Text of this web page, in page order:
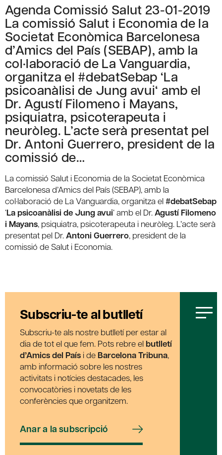
Agenda Comissió Salut 23-01-2019
La comissió Salut i Economia de la
Societat Econòmica Barcelonesa
d’Amics del País (SEBAP), amb la
col·laboració de La Vanguardia,
organitza el #debatSebap ‘La
psicoanàlisi de Jung avui‘ amb el
Dr. Agustí Filomeno i Mayans,
psiquiatra, psicoterapeuta i
neuròleg. L’acte serà presentat pel
Dr. Antoni Guerrero, president de la
comissió de…
La comissió Salut i Economia de la Societat Econòmica
Barcelonesa d’Amics del País (SEBAP), amb la
col·laboració de La Vanguardia, organitza el#debatSebap
‘La psicoanàlisi de Jung avui‘ amb el Dr.Agustí Filomeno
i Mayans, psiquiatra, psicoterapeuta i neuròleg. L’acte serà
presentat pel Dr.Antoni Guerrero, president de la
comissió de Salut i Economia.
Subscriu-te al butlletí
Subscriu-te als nostre butlletí per estar al
dia de tot el que fem. Pots rebre el butlletí
d’Amics del País i de Barcelona Tribuna,
amb informació sobre les nostres
activitats i notícies destacades, les
convocatòries i novetats de les
conferències que organitzem.
Anar a la subscripció